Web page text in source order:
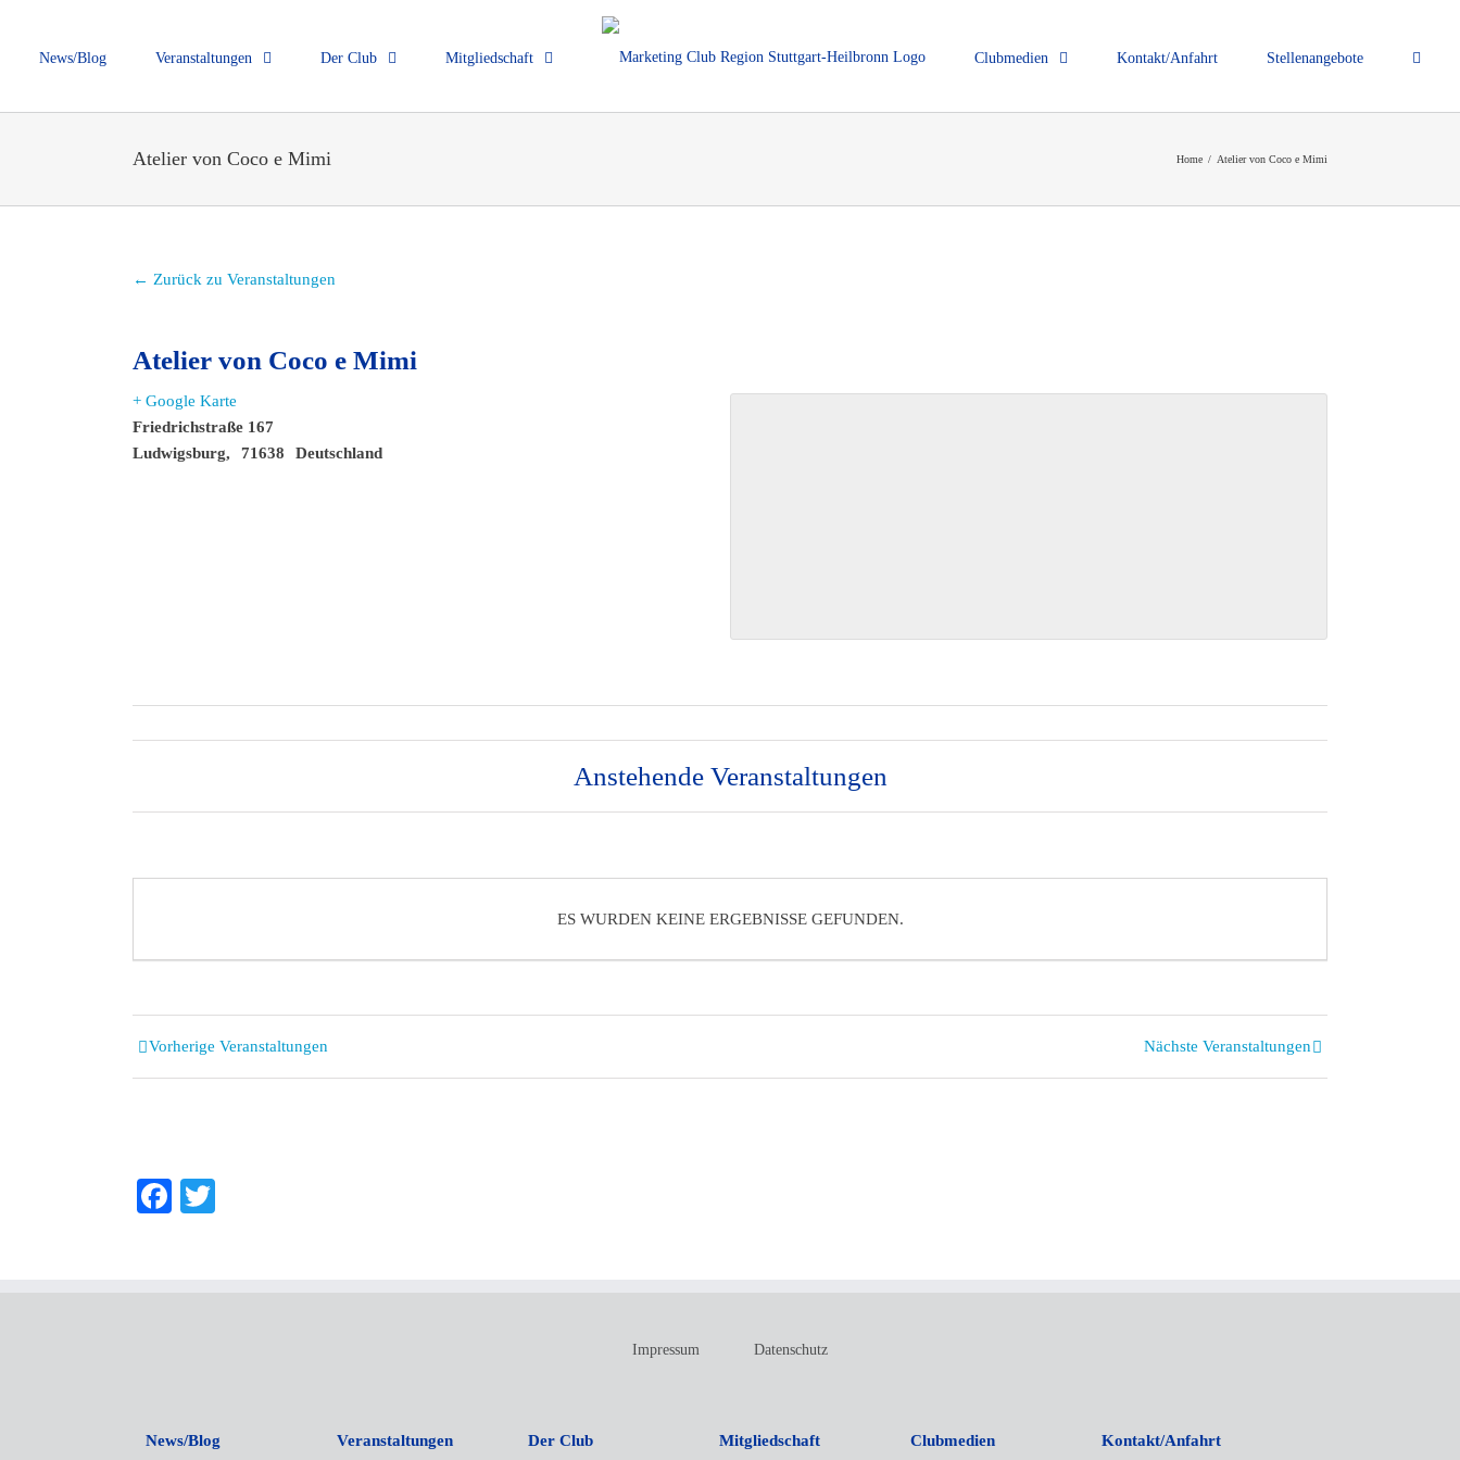
News/Blog Veranstaltungen Der Club Mitgliedschaft Clubmedien Kontakt/Anfahrt Stellenangebote
Atelier von Coco e Mimi Home / Atelier von Coco e Mimi
← Zurück zu Veranstaltungen
Atelier von Coco e Mimi
+ Google Karte
Friedrichstraße 167
Ludwigsburg, 71638 Deutschland
Anstehende Veranstaltungen
ES WURDEN KEINE ERGEBNISSE GEFUNDEN.
Veranstaltungen
Listen
Vorherige Veranstaltungen Nächste Veranstaltungen
Facebook
Impressum Datenschutz
News/Blog Veranstaltungen Der Club Mitgliedschaft Clubmedien Kontakt/Anfahrt